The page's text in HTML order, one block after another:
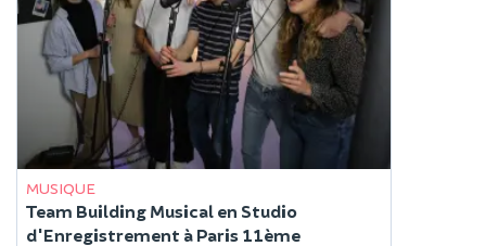
MUSIQUE
Team Building Musical en Studio
d'Enregistrement à Paris 11ème